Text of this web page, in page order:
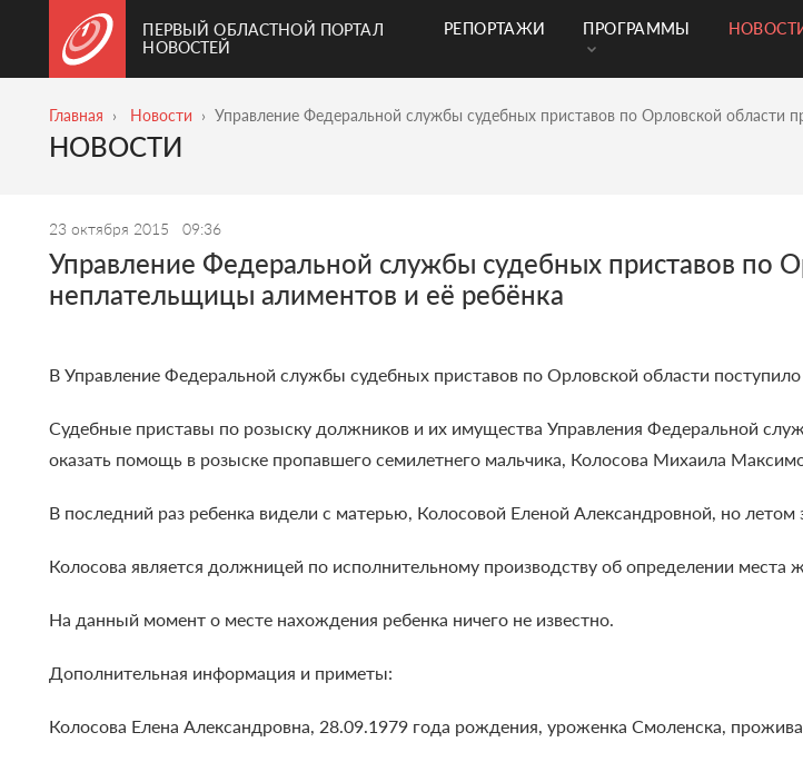
ПЕРВЫЙ ОБЛАСТНОЙ ПОРТАЛ
НОВОСТЕЙ
РЕПОРТАЖИ ПРОГРАММЫ
Главная Новости Управление Федеральной службы судебных приставов по Орловской области
НОВОСТИ
23 октября 2015 09:36
Управление Федеральной службы судебных приставов по
неплательщицы алиментов и её ребёнка
В Управление Федеральной службы судебных приставов по Орловской области
Судебные приставы по розыску должников и их имущества Управления Федеральной
оказать помощь в розыске пропавшего семилетнего мальчика, Колосова Михаила
В последний раз ребенка видели с матерью, Колосовой Еленой Александровной, но
Колосова является должницей по исполнительному производству об определении
На данный момент о месте нахождения ребенка ничего не известно.
Дополнительная информация и приметы:
Колосова Елена Александровна, 28.09.1979 года рождения, уроженка Смоленска,